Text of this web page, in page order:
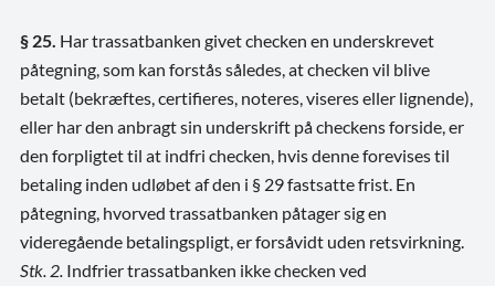
§ 25. Har trassatbanken givet checken en underskrevet
påtegning, som kan forstås således, at checken vil blive
betalt (bekræftes, certifieres, noteres, viseres eller lignende),
eller har den anbragt sin underskrift på checkens forside, er
den forpligtet til at indfri checken, hvis denne forevises til
betaling inden udløbet af den i § 29 fastsatte frist. En
påtegning, hvorved trassatbanken påtager sig en
videregående betalingspligt, er forsåvidt uden retsvirkning.
Stk. 2. Indfrier trassatbanken ikke checken ved